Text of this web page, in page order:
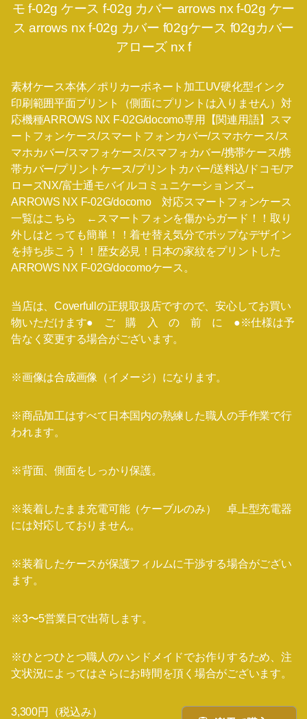
モ f-02g ケース f-02g カバー arrows nx f-02g ケー
ス arrows nx f-02g カバー f02gケース f02gカバー
アローズ nx f
素材ケース本体／ポリカーボネート加工UV硬化型インク
印刷範囲平面プリント（側面にプリントは入りません）対
応機種ARROWS NX F-02G/docomo専用【関連用語】スマ
ートフォンケース/スマートフォンカバー/スマホケース/ス
マホカバー/スマフォケース/スマフォカバー/携帯ケース/携
帯カバー/プリントケース/プリントカバー/送料込/ドコモ/ア
ローズNX/富士通モバイルコミュニケーションズ→
ARROWS NX F-02G/docomo 対応スマートフォンケース
一覧はこちら ←スマートフォンを傷からガード！！取り
外しはとっても簡単！！着せ替え気分でポップなデザイン
を持ち歩こう！！歴女必見！日本の家紋をプリントした
ARROWS NX F-02G/docomoケース。
当店は、Coverfullの正規取扱店ですので、安心してお買い
物いただけます● ご 購 入 の 前 に ●※仕様は予
告なく変更する場合がございます。
※画像は合成画像（イメージ）になります。
※商品加工はすべて日本国内の熟練した職人の手作業で行
われます。
※背面、側面をしっかり保護。
※装着したまま充電可能（ケーブルのみ） 卓上型充電器
には対応しておりません。
※装着したケースが保護フィルムに干渉する場合がござい
ます。
※3〜5営業日で出荷します。
※ひとつひとつ職人のハンドメイドでお作りするため、注
文状況によってはさらにお時間を頂く場合がございます。
3,300円（税込み）